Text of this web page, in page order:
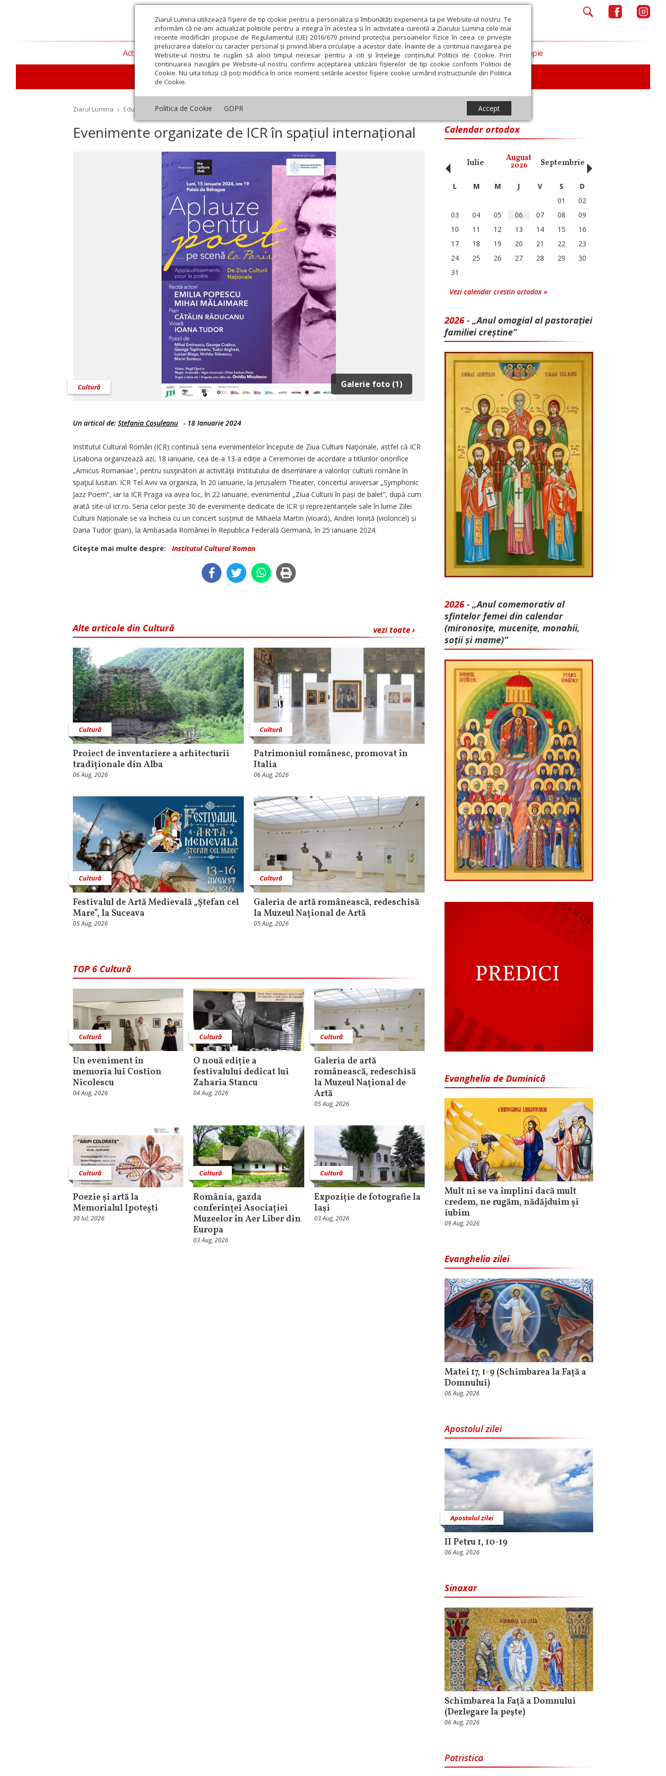
Ziarul Lumina utilizează fişiere de tip cookie pentru a personaliza și îmbunătăți experiența ta pe Website-ul nostru. Te
informăm că ne-am actualizat politicile pentru a integra în acestea și în activitatea curentă a Ziarului Lumina cele mai
recente modificări propuse de Regulamentul (UE) 2016/679 privind protecția persoanelor fizice în ceea ce privește
prelucrarea datelor cu caracter personal și privind libera circulație a acestor date. Înainte de a continua navigarea pe
Website-ul nostru te rugăm să aloci timpul necesar pentru a citi și înțelege conținutul Politicii de Cookie. Prin
continuarea navigării pe Website-ul nostru confirmi acceptarea utilizării fişierelor de tip cookie conform Politicii de
Cookie. Nu uita totuși că poți modifica în orice moment setările acestor fişiere cookie urmând instrucțiunile din Politica
de Cookie.
Politica de Cookie GDPR Accept
Actualitate religioasă Teologie și spiritualitate Educaţie și Cultură
Educaţie Lumina literară şi artistică Cultură Interviu
Societate Opinii Filantropie
Ziarul Lumina › Educaţie și Cultură › Cultură Evenimente organizate de ICR în spațiul internațional
Evenimente organizate de ICR în spațiul internațional
Galerie foto (1)
Cultură
Un articol de: Ștefania Coșuleanu - 18 Ianuarie 2024
Institutul Cultural Român (ICR) continuă seria eve­ni­mentelor începute de Ziua Culturii Na­ţi­o­nale, astfel că ICR
Lisabona organizează azi, 18 ianuarie, cea de-a 13-a ediţie a Ceremoniei de acordare a ti­tlurilor onorifice
„Amicus Ro­ma­niaeˮ, pentru susţinători ai activităţii Institutului de diseminare a valorilor culturii române în
spaţiul lusitan. ICR Tel Aviv va organiza, în 20 ianuarie, la ­Jerusalem Theater, concertul aniversar „Symphonic
Jazz Poem”, iar la ICR Praga va avea loc, în 22 ianuarie, evenimentul „Ziua Culturii în pași de balet”, după cum
arată site-ul icr.ro. Seria celor peste 30 de evenimente dedicate de ICR și reprezentanțele sale în lume Zilei
Culturii Naționale se va încheia cu un concert susținut de Mihaela Martin (vioară), Andrei Ioniță (violoncel) și
Daria Tudor (pian), la Ambasada României în Republica Federală Germană, în 25 ianuarie 2024.
Citeşte mai multe despre:
Institutul Cultural Roman
vezi toate ›
Alte articole din Cultură
Cultură
Proiect de inventariere a arhitecturii
tradiționale din Alba
06 Aug, 2026
Cultură
Patrimoniul românesc, promovat în
Italia
06 Aug, 2026
Cultură
Festivalul de Artă Medievală „Ștefan cel
Mare”, la Suceava
05 Aug, 2026
Cultură
Galeria de artă românească, redeschisă
la Muzeul Național de Artă
05 Aug, 2026
TOP 6 Cultură
Cultură
Un eveniment în
memoria lui Costion
Nicolescu
04 Aug, 2026
Cultură
O nouă ediție a
festivalului dedicat lui
Zaharia Stancu
04 Aug, 2026
Cultură
Galeria de artă
românească, redeschisă
la Muzeul Național de
Artă
05 Aug, 2026
Cultură
Poezie și artă la
Memorialul Ipotești
30 Iul, 2026
Cultură
România, gazda
conferinței Asociației
Muzeelor în Aer Liber din
Europa
03 Aug, 2026
Cultură
Expoziție de fotografie la
Iaşi
03 Aug, 2026
Calendar ortodox
Decembrie Ianuarie Februarie Martie Aprilie Iulie August
2026 Septembrie Octombrie
‹ L M M J V S
D
01
02
03
04 05 06 07 08
09
10
11 12 13 14 15
16
17
18 19 20 21 22
23
24
25 26 27 28 29
30
31
Vezi calendar crestin ortodox »
2026 - „Anul omagial al pastorației
familiei creștine”
2026 - „Anul comemorativ al
sfintelor femei din calendar
(mironosițe, mu­cenițe, monahii,
soții și mame)”
Evanghelia de Duminică
Mult ni se va împlini dacă mult
credem, ne rugăm, nădăjduim și
iubim
09 Aug, 2026
Evanghelia zilei
Matei 17, 1-9 (Schimbarea la Față a
Domnului)
06 Aug, 2026
Apostolul zilei
Apostolul zilei
II Petru 1, 10-19
06 Aug, 2026
Sinaxar
Schimbarea la Faţă a Domnului
(Dezlegare la peşte)
06 Aug, 2026
Patristica